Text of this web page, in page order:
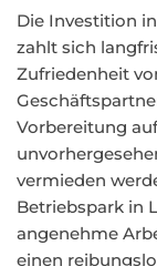
Die Investition
zahlt sich
Zufriedenheit
Vorbereitung
vermieden
Betriebspark in
angenehme
einen